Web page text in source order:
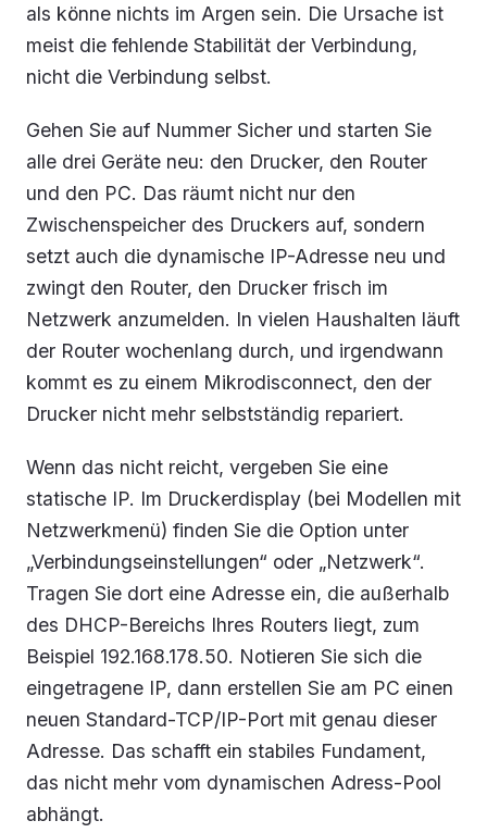
als könne nichts im Argen sein. Die Ursache ist
meist die fehlende Stabilität der Verbindung,
nicht die Verbindung selbst.
Gehen Sie auf Nummer Sicher und starten Sie
alle drei Geräte neu: den Drucker, den Router
und den PC. Das räumt nicht nur den
Zwischenspeicher des Druckers auf, sondern
setzt auch die dynamische IP-Adresse neu und
zwingt den Router, den Drucker frisch im
Netzwerk anzumelden. In vielen Haushalten läuft
der Router wochenlang durch, und irgendwann
kommt es zu einem Mikrodisconnect, den der
Drucker nicht mehr selbstständig repariert.
Wenn das nicht reicht, vergeben Sie eine
statische IP. Im Druckerdisplay (bei Modellen mit
Netzwerkmenü) finden Sie die Option unter
„Verbindungseinstellungen“ oder „Netzwerk“.
Tragen Sie dort eine Adresse ein, die außerhalb
des DHCP-Bereichs Ihres Routers liegt, zum
Beispiel 192.168.178.50. Notieren Sie sich die
eingetragene IP, dann erstellen Sie am PC einen
neuen Standard-TCP/IP-Port mit genau dieser
Adresse. Das schafft ein stabiles Fundament,
das nicht mehr vom dynamischen Adress-Pool
abhängt.